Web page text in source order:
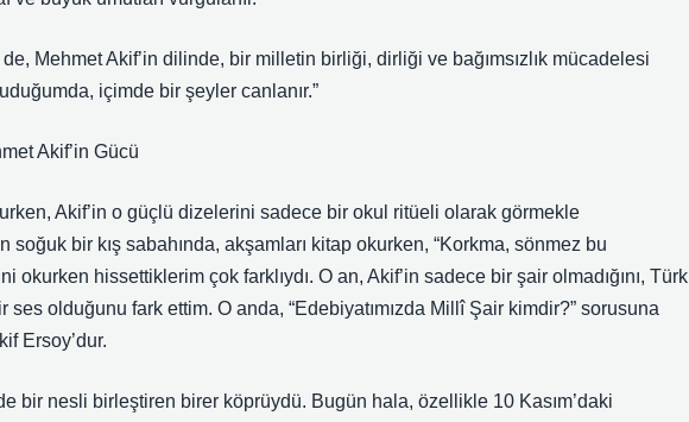
Mehmet Akif’in dilinde, bir milletin birliği, dirliği ve bağımsızlık mücadelesi
içimde bir şeyler canlanır.”
Akif’in Gücü
Akif’in o güçlü dizelerini sadece bir okul ritüeli olarak görmekle
soğuk bir kış sabahında, akşamları kitap okurken, “Korkma, sönmez bu
hissettiklerim çok farklıydı. O an, Akif’in sadece bir şair olmadığını, Türk
olduğunu fark ettim. O anda, “Edebiyatımızda Millî Şair kimdir?” sorusuna
Ersoy’dur.
bir nesli birleştiren birer köprüydü. Bugün hala, özellikle 10 Kasım’daki